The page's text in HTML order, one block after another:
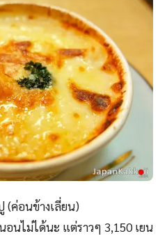
(ค่อนข้างเลี่ยน)
นไม่ได้นะ แต่ราวๆ 3,150 เยน